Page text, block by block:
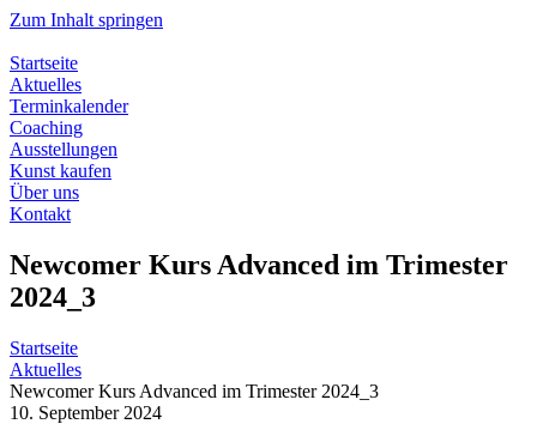
Zum Inhalt springen
Startseite
Aktuelles
Terminkalender
Coaching
Ausstellungen
Kunst kaufen
Über uns
Kontakt
Newcomer Kurs Advanced im Trimester
2024_3
Startseite
Aktuelles
Newcomer Kurs Advanced im Trimester 2024_3
10. September 2024